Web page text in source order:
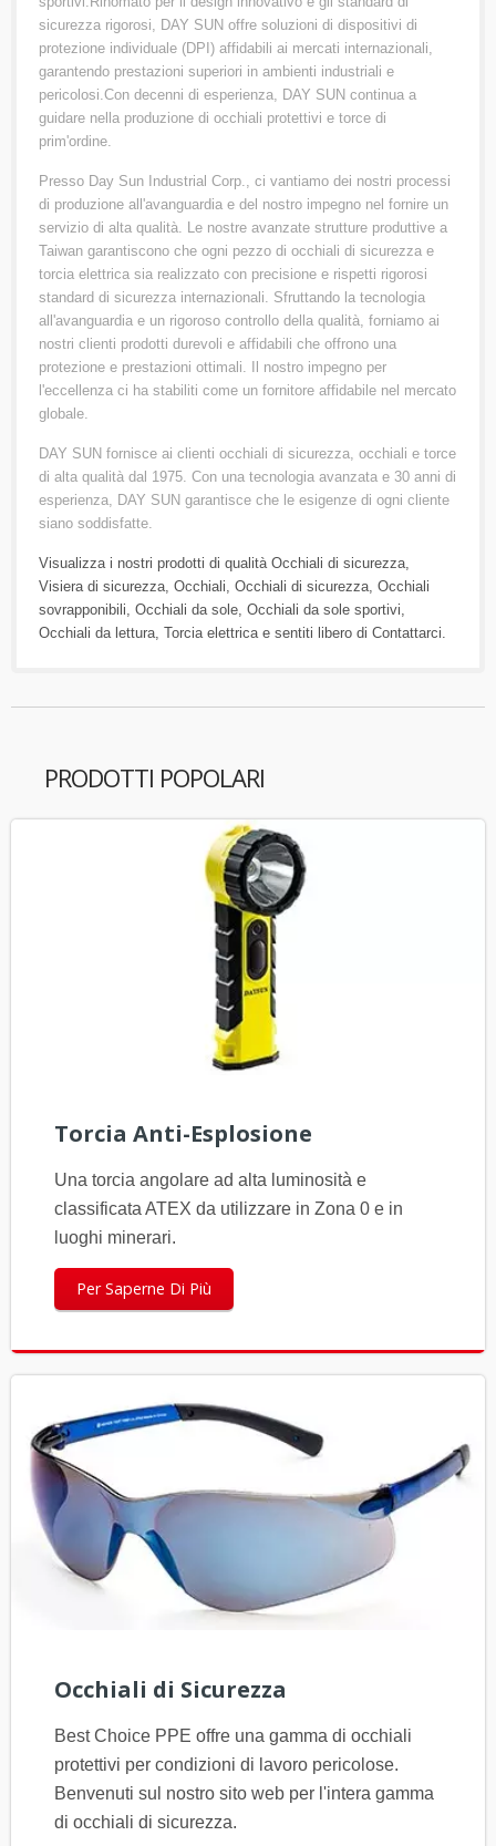
sicurezza rigorosi, DAY SUN offre soluzioni di dispositivi di
protezione individuale (DPI) affidabili ai mercati internazionali,
garantendo prestazioni superiori in ambienti industriali e
pericolosi.Con decenni di esperienza, DAY SUN continua a
guidare nella produzione di occhiali protettivi e torce di
prim'ordine.
Presso Day Sun Industrial Corp., ci vantiamo dei nostri processi
di produzione all'avanguardia e del nostro impegno nel fornire un
servizio di alta qualità. Le nostre avanzate strutture produttive a
Taiwan garantiscono che ogni pezzo di occhiali di sicurezza e
torcia elettrica sia realizzato con precisione e rispetti rigorosi
standard di sicurezza internazionali. Sfruttando la tecnologia
all'avanguardia e un rigoroso controllo della qualità, forniamo ai
nostri clienti prodotti durevoli e affidabili che offrono una
protezione e prestazioni ottimali. Il nostro impegno per
l'eccellenza ci ha stabiliti come un fornitore affidabile nel mercato
globale.
DAY SUN fornisce ai clienti occhiali di sicurezza, occhiali e torce
di alta qualità dal 1975. Con una tecnologia avanzata e 30 anni di
esperienza, DAY SUN garantisce che le esigenze di ogni cliente
siano soddisfatte.
Visualizza i nostri prodotti di qualità Occhiali di sicurezza
Visiera di sicurezza Occhiali Occhiali di sicurezza Occhiali
sovrapponibili Occhiali da sole Occhiali da sole sportivi
Occhiali da lettura Torcia elettrica e sentiti libero di Contattarci
PRODOTTI POPOLARI
Torcia Anti-Esplosione
Una torcia angolare ad alta luminosità e
classificata ATEX da utilizzare in Zona 0 e in
luoghi minerari.
Per Saperne Di Più
Occhiali di Sicurezza
Best Choice PPE offre una gamma di occhiali
protettivi per condizioni di lavoro pericolose.
Benvenuti sul nostro sito web per l'intera gamma
di occhiali di sicurezza.